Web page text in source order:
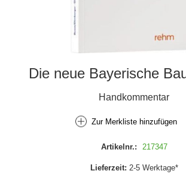
Die neue Bayerische
Handkommentar
Zur Merkliste hinzufügen
Artikelnr.: 217347
Lieferzeit: 2-5 Werktage*